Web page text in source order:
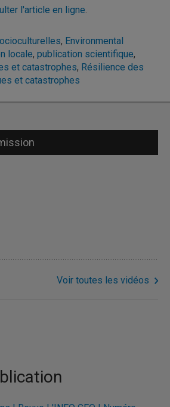
l'article en ligne.
, Environmental
locale, publication scientifique,
et catastrophes, Résilience des
et catastrophes
Voir toutes les vidéos